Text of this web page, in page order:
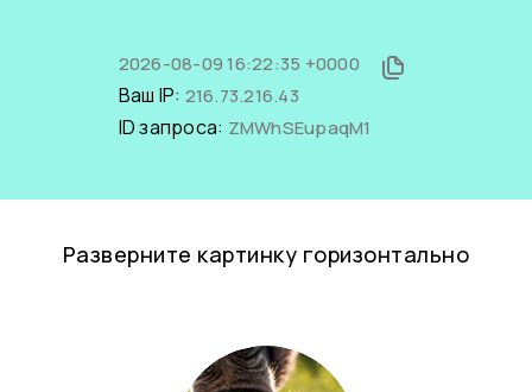
2026-08-09 16:22:35 +0000
Ваш IP: 216.73.216.43
ID запроса: ZMWhSEupaqM1
Разверните картинку горизонтально